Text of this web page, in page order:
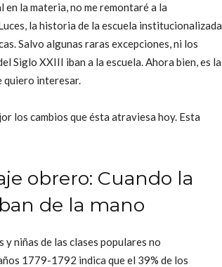
la materia, no me remontaré a la
la historia de la escuela institucionalizada
Salvo algunas raras excepciones, ni los
Siglo XXIII iban a la escuela. Ahora bien, es la
quiero interesar.
los cambios que ésta atraviesa hoy. Esta
obrero: Cuando la
de la mano
niñas de las clases populares no
1779-1792 indica que el 39% de los